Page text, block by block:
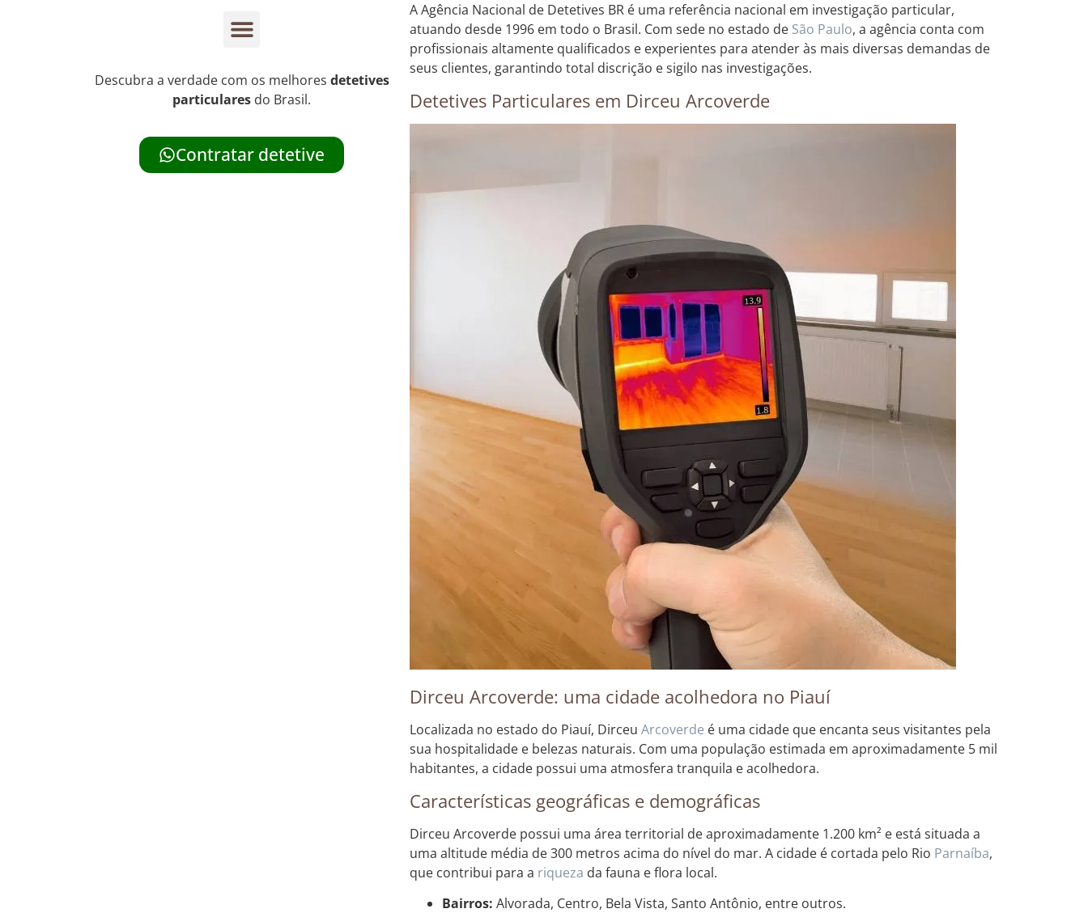
Descubra a verdade com os melhores detetives
particulares do Brasil.
Contratar detetive
A Agência Nacional de Detetives BR é uma referência nacional em investigação particular,
atuando desde 1996 em todo o Brasil. Com sede no estado de São Paulo, a agência conta com
profissionais altamente qualificados e experientes para atender às mais diversas demandas de
seus clientes, garantindo total discrição e sigilo nas investigações.
Detetives Particulares em Dirceu Arcoverde
Dirceu Arcoverde: uma cidade acolhedora no Piauí
Localizada no estado do Piauí, Dirceu Arcoverde é uma cidade que encanta seus visitantes pela
sua hospitalidade e belezas naturais. Com uma população estimada em aproximadamente 5 mil
habitantes, a cidade possui uma atmosfera tranquila e acolhedora.
Características geográficas e demográficas
Dirceu Arcoverde possui uma área territorial de aproximadamente 1.200 km² e está situada a
uma altitude média de 300 metros acima do nível do mar. A cidade é cortada pelo Rio Parnaíba,
que contribui para a riqueza da fauna e flora local.
Bairros: Alvorada, Centro, Bela Vista, Santo Antônio, entre outros.